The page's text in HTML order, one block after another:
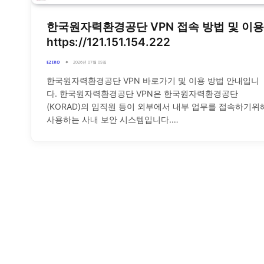
한국원자력환경공단 VPN 접속 방법 및 이용
https://121.151.154.222
EZIRO 2026년 07월 05일
한국원자력환경공단 VPN 바로가기 및 이용 방법 안내입니
다. 한국원자력환경공단 VPN은 한국원자력환경공단
(KORAD)의 임직원 등이 외부에서 내부 업무를 접속하기위
사용하는 사내 보안 시스템입니다.…